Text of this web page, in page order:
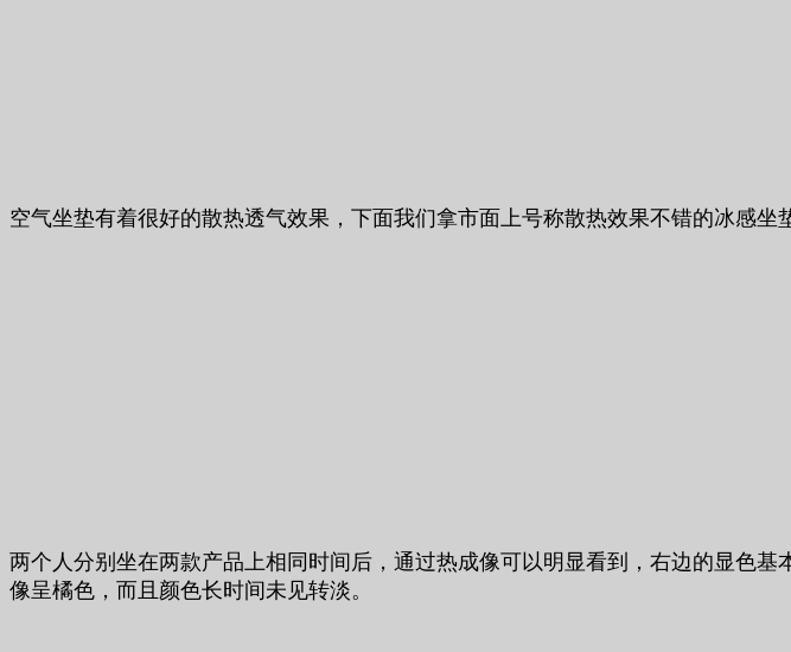
空气坐垫有着很好的散热透气效果，下面我们拿市面上号称散热效果不错的冰感坐
两个人分别坐在两款产品上相同时间后，通过热成像可以明显看到，右边的显色
像呈橘色，而且颜色长时间未见转淡。